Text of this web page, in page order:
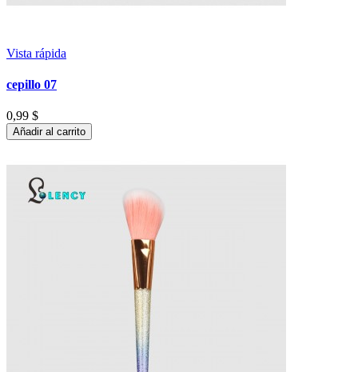
Vista rápida
cepillo 07
0,99 $
Añadir al carrito